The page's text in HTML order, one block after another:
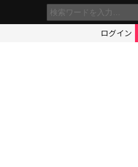
ログイン